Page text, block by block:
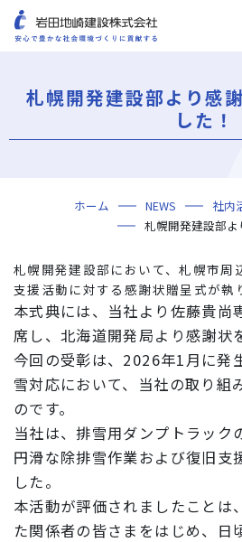
ごあいさつ
ミッション・ビジョン・社訓
会社概要
組織図
役員一覧
沿革
岩田地崎の歴史
事業所一覧
関連会社
プレスリリース
財務情報
岩田地崎建設のCM
3分でわかる岩田地崎建設
年代から探す
地域別で探す
用途区分から探す
GISマップシステム
Niseko Project
プロジェクトレポート
技術・ソリューション
海外事業
NISEKO PROJECTS
閉じる
札幌開発建設部より感
した！
ホーム NEWS 社内
札幌開発建設部よ
札幌開発建設部において、札幌市周
支援活動に対する感謝状贈呈式が執
本式典には、当社より佐藤貴尚
席し、北海道開発局より感謝状
今回の受彰は、2026年1月に発
雪対応において、当社の取り組
のです。
当社は、排雪用ダンプトラック
円滑な除排雪作業および復旧支
した。
本活動が評価されましたことは
た関係者の皆さまをはじめ、日